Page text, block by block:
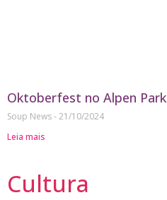
Oktoberfest no Alpen Park
Soup News 21/10/2024
Leia mais
Cultura